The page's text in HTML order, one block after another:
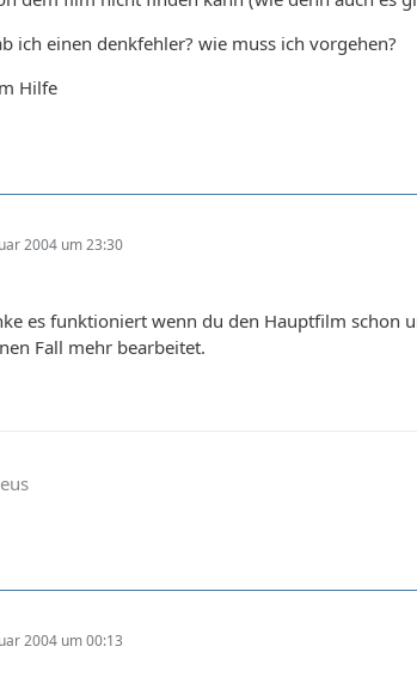
ich einen denkfehler? wie muss ich vorgehen?
Hilfe
2004 um 23:30
es funktioniert wenn du den Hauptfilm schon
Fall mehr bearbeitet.
2004 um 00:13